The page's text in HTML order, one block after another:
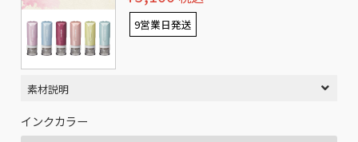
9営業日発送
素材説明
インクカラー